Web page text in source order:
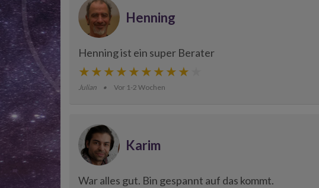
Henning
Henning ist ein super Berater
Julian Vor 1-2 Wochen
Karim
War alles gut. Bin gespannt auf das kommt.